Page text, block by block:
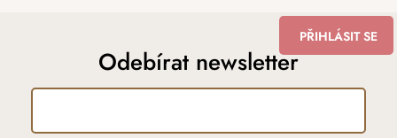
Odebírat newsletter
PŘIHLÁSIT SE